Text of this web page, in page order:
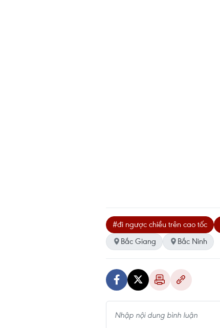
#đi ngược chiều trên cao tốc
Bắc Giang
Bắc Ninh